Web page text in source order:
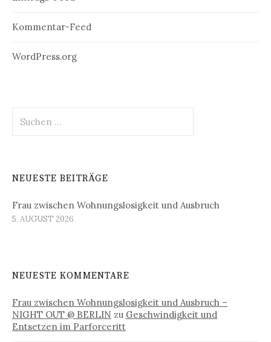
Kommentar-Feed
WordPress.org
nach:
NEUESTE BEITRÄGE
Frau zwischen Wohnungslosigkeit und Ausbruch
5. AUGUST 2026
NEUESTE KOMMENTARE
Frau zwischen Wohnungslosigkeit und Ausbruch –
NIGHT OUT @ BERLIN zu Geschwindigkeit und
Entsetzen im Parforceritt